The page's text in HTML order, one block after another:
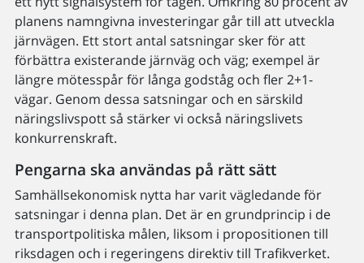
planens namngivna investeringar går till att utveckla
järnvägen. Ett stort antal satsningar sker för att
förbättra existerande järnväg och väg; exempel är
längre mötesspår för långa godståg och fler 2+1-
vägar. Genom dessa satsningar och en särskild
näringslivspott så stärker vi också näringslivets
konkurrenskraft.
Pengarna ska användas på rätt sätt
Samhällsekonomisk nytta har varit vägledande för
satsningar i denna plan. Det är en grundprincip i de
transportpolitiska målen, liksom i propositionen till
riksdagen och i regeringens direktiv till Trafikverket.